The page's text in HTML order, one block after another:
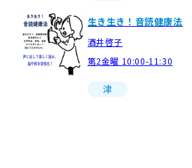
生き生き！音読健康法
酒井啓子
第2金曜 10:00-11:30
津